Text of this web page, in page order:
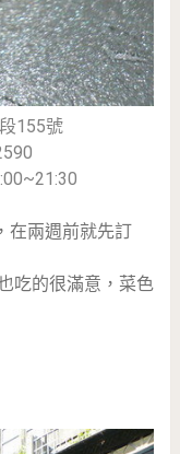
155號
在兩週前就先訂
吃的很滿意，菜色